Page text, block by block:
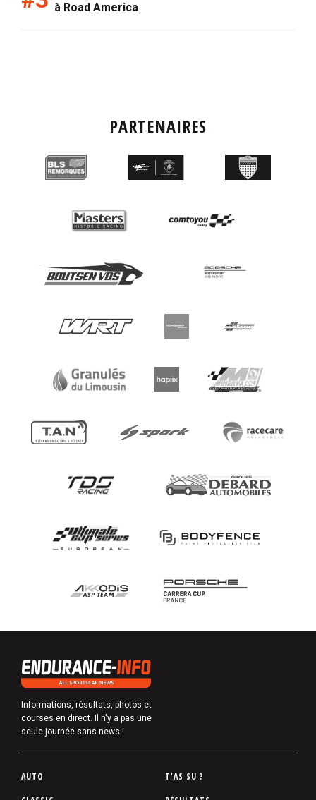
à Road America
PARTENAIRES
Informations, résultats, photos et
courses en direct. Il n'y a pas une
seule journée sans news !
P
AUTO
T'AS SU ?